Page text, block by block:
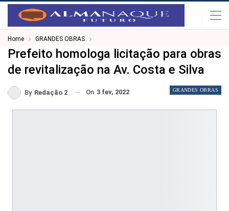
Home GRANDES OBRAS
Prefeito homologa licitação para obras
de revitalização na Av. Costa e Silva
GRANDES OBRAS
By Redação 2 On 3 fev, 2022